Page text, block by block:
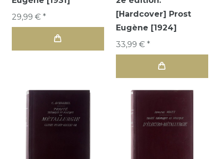
29,99 € *
[Hardcover] Prost
Eugène [1924]
33,99 € *